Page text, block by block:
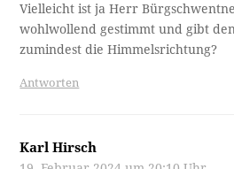
Vielleicht ist ja Herr
wohlwollend gestimmt und gibt
zumindest die Himmelsrichtung?
Antworten
Karl Hirsch